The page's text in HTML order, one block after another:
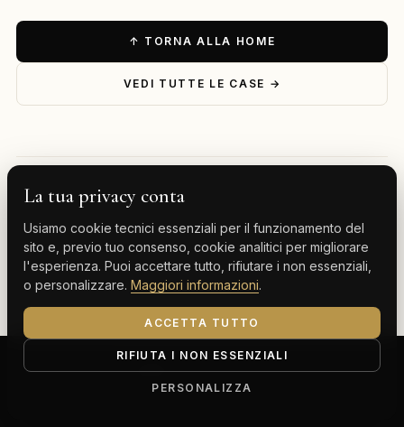
↑ TORNA ALLA HOME
VEDI TUTTE LE CASE →
— ESPLORA PER DESTINAZIONE
Milano Cervinia Tenerife Gran Canaria
Monte Carlo
Corso Buenos Aires 64, 20124 Milano (MI)
La tua privacy conta
Usiamo cookie tecnici essenziali per il funzionamento del
sito e, previo tuo consenso, cookie analitici per migliorare
l'esperienza. Puoi accettare tutto, rifiutare i non essenziali,
o personalizzare. Maggiori informazioni.
ACCETTA TUTTO
RIFIUTA I NON ESSENZIALI
PERSONALIZZA